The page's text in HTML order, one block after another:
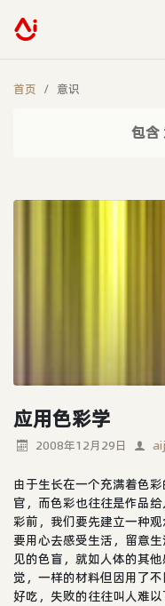
首页 意识
包含
应用色彩学
2008年12月29日
由于生长在一个充满着色
官，而色彩也往往是作品
彩前，我们要先建立一种
要用心去感受生活，留意
见的色盲，就如人体的其
觉，一样的材料但因用了
好吃，失败的往往叫人难